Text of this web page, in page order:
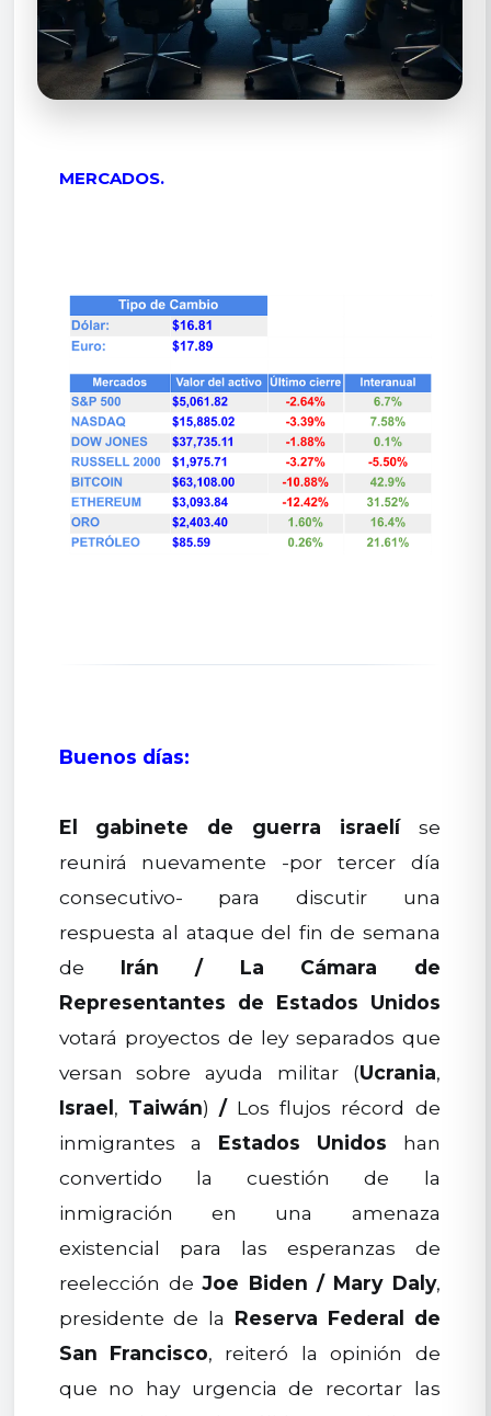
MERCADOS.
Buenos días:
El gabinete de guerra israelíse
reunirá nuevamente -por tercer día
consecutivo- para discutir una
respuesta al ataque del fin de semana
de Irán /
La Cámara de
Representantes de Estados Unidos
votará proyectos de ley separados que
versan sobre ayuda militar (Ucrania,
Israel, Taiwán) /Los flujos récord de
inmigrantes a Estados Unidos han
convertido la cuestión de la
inmigración en una amenaza
existencial para las esperanzas de
reelección deJoe Biden / Mary Daly,
presidente de la Reserva Federal de
San Francisco, reiteró la opinión de
que no hay urgencia de recortar las